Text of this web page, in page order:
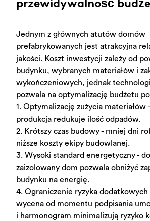
Jednym z głównych atutów domów
prefabrykowanych jest atrakcyjna
jakości. Koszt inwestycji zależy od
budynku, wybranych materiałów i
wykończeniowych, jednak
pozwala na optymalizację budżetu
1. Optymalizację zużycia materiałów
produkcja redukuje ilość odpadów.
2. Krótszy czas budowy - mniej dni
niższe koszty ekipy budowlanej.
3. Wysoki standard energetyczny -
zaizolowany dom pozwala obniżyć
budynku na energię.
4. Ograniczenie ryzyka dodatkowych
wycena od momentu podpisania
i harmonogram minimalizują ryzyko